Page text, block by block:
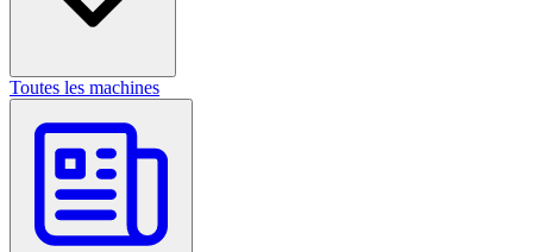
Toutes les machines